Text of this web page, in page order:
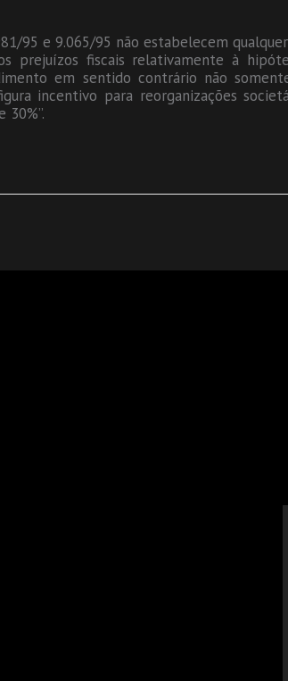
95 e 9.065/95 não estabelecem
prejuízos fiscais relativamente à
em sentido contrário não
incentivo para reorganizações